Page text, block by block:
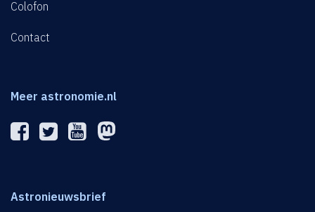
Colofon
Contact
Meer astronomie.nl
Astronieuwsbrief